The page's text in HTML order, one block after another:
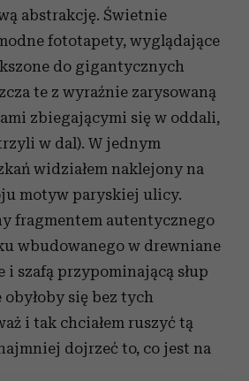
abstrakcję. Świetnie
fototapety, wyglądające
do gigantycznych
te z wyraźnie zarysowaną
zbiegającymi się w oddali,
w dal). W jednym
widziałem naklejony na
motyw paryskiej ulicy.
fragmentem autentycznego
wbudowanego w drewniane
i szafą przypominającą słup
obyłoby się bez tych
i tak chciałem ruszyć tą
dojrzeć to, co jest na